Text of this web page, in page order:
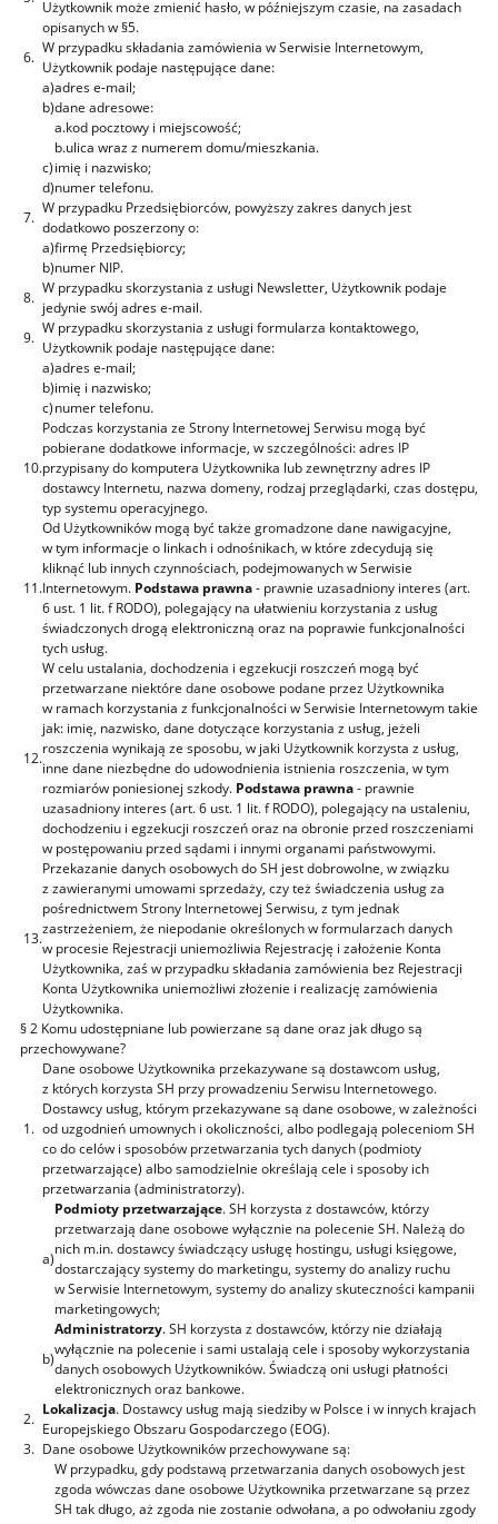
Użytkownik może zmienić hasło, w późniejszym czasie, na zasadach
opisanych w §5.
6.
W przypadku składania zamówienia w Serwisie Internetowym,
Użytkownik podaje następujące dane:
a)adres e-mail;
b)dane adresowe:
a.kod pocztowy i miejscowość;
b.ulica wraz z numerem domu/mieszkania.
c)imię i nazwisko;
d)numer telefonu.
7.
W przypadku Przedsiębiorców, powyższy zakres danych jest
dodatkowo poszerzony o:
a)firmę Przedsiębiorcy;
b)numer NIP.
8.
W przypadku skorzystania z usługi Newsletter, Użytkownik podaje
jedynie swój adres e-mail.
9.
W przypadku skorzystania z usługi formularza kontaktowego,
Użytkownik podaje następujące dane:
a)adres e-mail;
b)imię i nazwisko;
c)numer telefonu.
10.
Podczas korzystania ze Strony Internetowej Serwisu mogą być
pobierane dodatkowe informacje, w szczególności: adres IP
przypisany do komputera Użytkownika lub zewnętrzny adres IP
dostawcy Internetu, nazwa domeny, rodzaj przeglądarki, czas dostępu,
typ systemu operacyjnego.
11.
Od Użytkowników mogą być także gromadzone dane nawigacyjne,
w tym informacje o linkach i odnośnikach, w które zdecydują się
kliknąć lub innych czynnościach, podejmowanych w Serwisie
Internetowym. Podstawa prawna- prawnie uzasadniony interes (art.
6 ust. 1 lit. f RODO), polegający na ułatwieniu korzystania z usług
świadczonych drogą elektroniczną oraz na poprawie funkcjonalności
tych usług.
12.
W celu ustalania, dochodzenia i egzekucji roszczeń mogą być
przetwarzane niektóre dane osobowe podane przez Użytkownika
w ramach korzystania z funkcjonalności w Serwisie Internetowym takie
jak: imię, nazwisko, dane dotyczące korzystania z usług, jeżeli
roszczenia wynikają ze sposobu, w jaki Użytkownik korzysta z usług,
inne dane niezbędne do udowodnienia istnienia roszczenia, w tym
rozmiarów poniesionej szkody. Podstawa prawna- prawnie
uzasadniony interes (art. 6 ust. 1 lit. f RODO), polegający na ustaleniu,
dochodzeniu i egzekucji roszczeń oraz na obronie przed roszczeniami
w postępowaniu przed sądami i innymi organami państwowymi.
13.
Przekazanie danych osobowych do SH jest dobrowolne, w związku
z zawieranymi umowami sprzedaży, czy też świadczenia usług za
pośrednictwem Strony Internetowej Serwisu, z tym jednak
zastrzeżeniem, że niepodanie określonych w formularzach danych
w procesie Rejestracji uniemożliwia Rejestrację i założenie Konta
Użytkownika, zaś w przypadku składania zamówienia bez Rejestracji
Konta Użytkownika uniemożliwi złożenie i realizację zamówienia
Użytkownika.
§ 2 Komu udostępniane lub powierzane są dane oraz jak długo są
przechowywane?
1.
Dane osobowe Użytkownika przekazywane są dostawcom usług,
z których korzysta SH przy prowadzeniu Serwisu Internetowego.
Dostawcy usług, którym przekazywane są dane osobowe, w zależności
od uzgodnień umownych i okoliczności, albo podlegają poleceniom SH
co do celów i sposobów przetwarzania tych danych (podmioty
przetwarzające) albo samodzielnie określają cele i sposoby ich
przetwarzania (administratorzy).
a)
Podmioty przetwarzające. SH korzysta z dostawców, którzy
przetwarzają dane osobowe wyłącznie na polecenie SH. Należą do
nich m.in. dostawcy świadczący usługę hostingu, usługi księgowe,
dostarczający systemy do marketingu, systemy do analizy ruchu
w Serwisie Internetowym, systemy do analizy skuteczności kampanii
marketingowych;
b)
Administratorzy. SH korzysta z dostawców, którzy nie działają
wyłącznie na polecenie i sami ustalają cele i sposoby wykorzystania
danych osobowych Użytkowników. Świadczą oni usługi płatności
elektronicznych oraz bankowe.
2.
Lokalizacja. Dostawcy usług mają siedziby w Polsce i w innych krajach
Europejskiego Obszaru Gospodarczego (EOG).
3. Dane osobowe Użytkowników przechowywane są:
W przypadku, gdy podstawą przetwarzania danych osobowych jest
zgoda wówczas dane osobowe Użytkownika przetwarzane są przez
SH tak długo, aż zgoda nie zostanie odwołana, a po odwołaniu zgody